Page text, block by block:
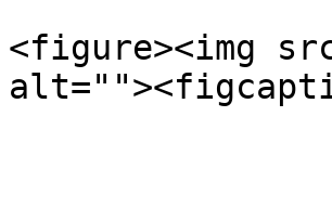
<figure><img